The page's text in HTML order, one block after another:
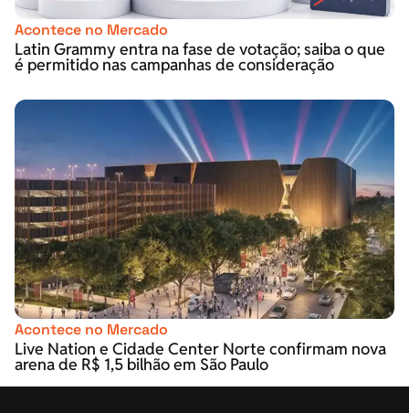
Acontece no Mercado
Latin Grammy entra na fase de votação; saiba o que
é permitido nas campanhas de consideração
Acontece no Mercado
Live Nation e Cidade Center Norte confirmam nova
arena de R$ 1,5 bilhão em São Paulo